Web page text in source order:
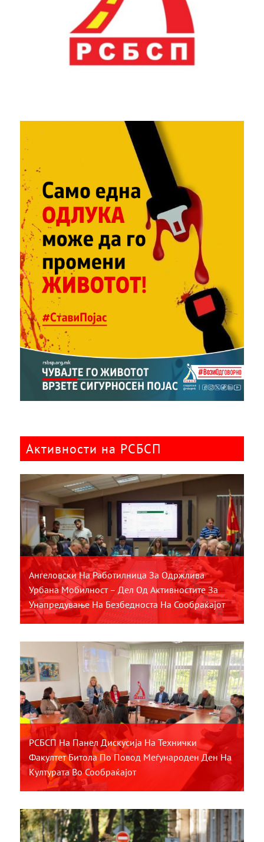
Активности на РСБСП
Ангеловски На Работилница За Одржлива
Урбана Мобилност – Дел Од Активностите За
Унапредување На Безбедноста На Сообраќајот
РСБСП На Панел Дискусија На Технички
Факултет Битола По Повод Меѓународен Ден На
Културата Во Сообраќајот